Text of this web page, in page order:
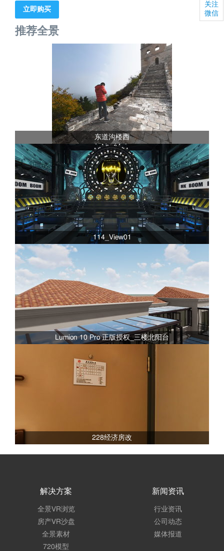
立即购买
推荐全景
东道沟楼西
114_View01
Lumion 10 Pro 正版授权_三楼北阳台
228经济房改
解决方案
全景VR浏览
房产VR沙盘
全景素材
720模型
新闻资讯
行业资讯
公司动态
媒体报道
关注
微信